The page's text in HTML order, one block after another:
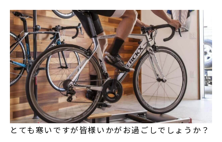
とても寒いですが皆様いかがお過ごしでしょうか？